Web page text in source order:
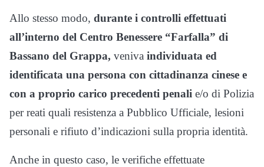
Allo stesso modo, durante i controlli effettuati
all’interno del Centro Benessere “Farfalla” di
Bassano del Grappa, veniva individuata ed
identificata una persona con cittadinanza cinese e
con a proprio carico precedenti penali e/o di Polizia
per reati quali resistenza a Pubblico Ufficiale, lesioni
personali e rifiuto d’indicazioni sulla propria identità.
Anche in questo caso, le verifiche effettuate